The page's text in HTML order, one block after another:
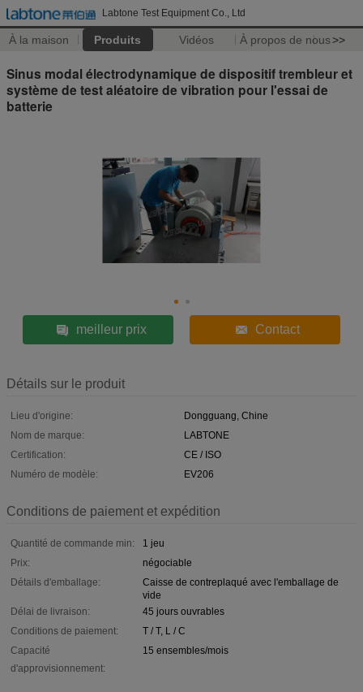
Labtone Test Equipment Co., Ltd
À la maison Produits Vidéos À propos de nous>>
Sinus modal électrodynamique de dispositif trembleur et
système de test aléatoire de vibration pour l'essai de
batterie
meilleur prix Contact
Détails sur le produit
Lieu d'origine:
Dongguang, Chine
Nom de marque:
LABTONE
Certification:
CE / ISO
Numéro de modèle:
EV206
Conditions de paiement et expédition
Quantité de commande min:
1 jeu
Prix:
négociable
Détails d'emballage:
Caisse de contreplaqué avec l'emballage de
vide
Délai de livraison:
45 jours ouvrables
Conditions de paiement:
T / T, L / C
Capacité
d'approvisionnement:
15 ensembles/mois